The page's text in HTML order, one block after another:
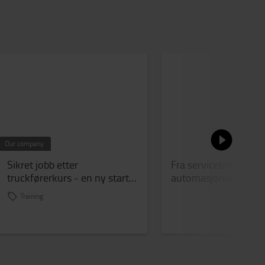
Our company
Sikret jobb etter
truckførerkurs - en ny start
for Hisham
Training
Fra servicetekniker
automasjonsekspert: